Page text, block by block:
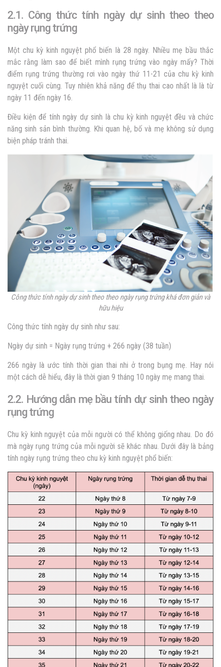
2.1. Công thức tính ngày dự sinh theo theo
ngày rụng trứng
Một chu kỳ kinh nguyệt phổ biến là 28 ngày. Nhiều mẹ bầu thắc
mắc rằng làm sao để biết mình rụng trứng vào ngày mấy? Thời
điểm rụng trứng thường rơi vào ngày thứ 11-21 của chu kỳ kinh
nguyệt cuối cùng. Tuy nhiên khả năng để thụ thai cao nhất là là từ
ngày 11 đến ngày 16.
Điều kiện để tính ngày dự sinh là chu kỳ kinh nguyệt đều và chức
năng sinh sản bình thường. Khi quan hệ, bố và mẹ không sử dụng
biện pháp tránh thai.
Công thức tính ngày dự sinh theo theo ngày rụng trứng khá đơn giản và
hữu hiệu
Công thức tính ngày dự sinh như sau:
Ngày dự sinh = Ngày rụng trứng + 266 ngày (38 tuần)
266 ngày là ước tính thời gian thai nhi ở trong bụng mẹ. Hay nói
một cách dễ hiểu, đây là thời gian 9 tháng 10 ngày mẹ mang thai.
2.2. Hướng dẫn mẹ bầu tính dự sinh theo ngày
rụng trứng
Chu kỳ kinh nguyệt của mỗi người có thể không giống nhau. Do đó
mà ngày rụng trứng của mỗi người sẽ khác nhau. Dưới đây là bảng
tính ngày rụng trứng theo chu kỳ kinh nguyệt phổ biến: